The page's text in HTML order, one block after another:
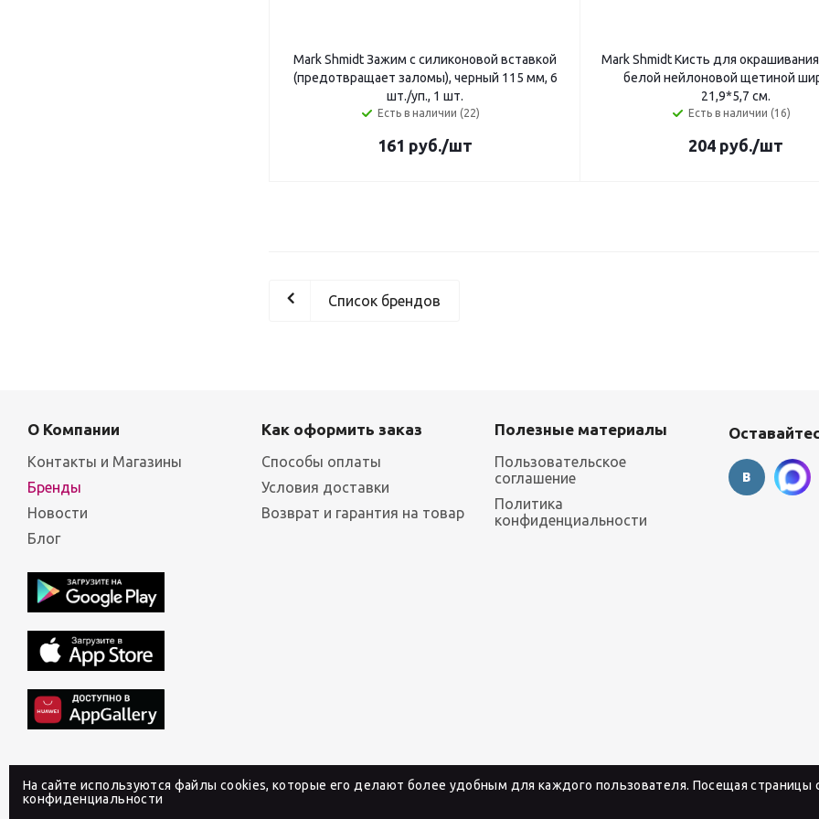
Mark Shmidt Зажим с силиконовой вставкой
(предотвращает заломы), черный 115 мм, 6
шт./уп., 1 шт.
Есть в наличии (22)
161 руб./шт
Mark Shmidt Кисть для
белой нейлоновой щетиной
21,9*5,7 см.
Есть в наличии (16)
204 руб./шт
Список брендов
На сайте используются файлы cookies, которые его делают более удобным для каждого пользователя. Посещая страницы
конфиденциальности
О Компании
Контакты и Магазины
Бренды
Новости
Блог
Как оформить заказ
Способы оплаты
Условия доставки
Возврат и гарантия на товар
Полезные материалы
Пользовательское
соглашение
Политика
конфиденциальности